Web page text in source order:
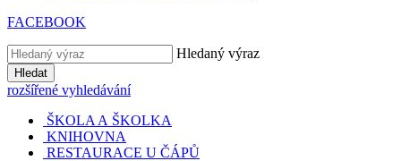
FACEBOOK
Hledaný výraz
Hledat
rozšířené vyhledávání
ŠKOLA A ŠKOLKA
KNIHOVNA
RESTAURACE U ČÁPŮ